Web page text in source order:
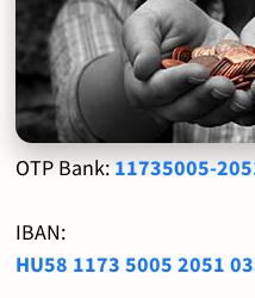
OTP Bank: 11735005-
IBAN:
HU58 1173 5005 2051